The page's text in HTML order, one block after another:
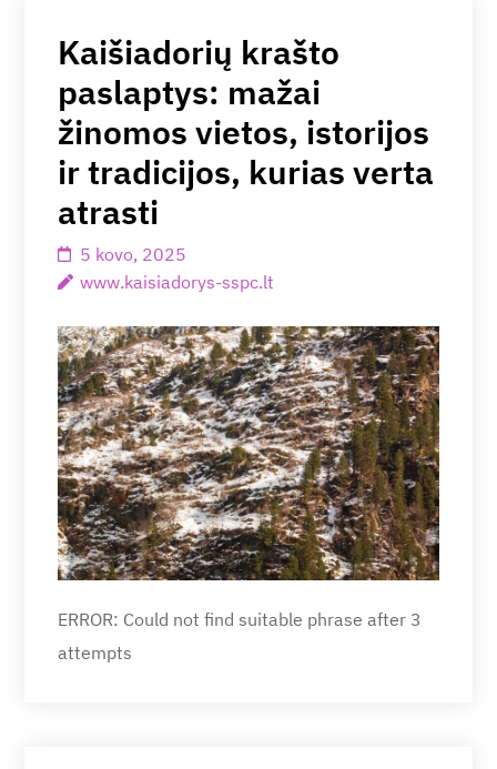
Kaišiadorių krašto
paslaptys: mažai
žinomos vietos, istorijos
ir tradicijos, kurias verta
atrasti
5 kovo, 2025
www.kaisiadorys-sspc.lt
ERROR: Could not find suitable phrase after 3
attempts